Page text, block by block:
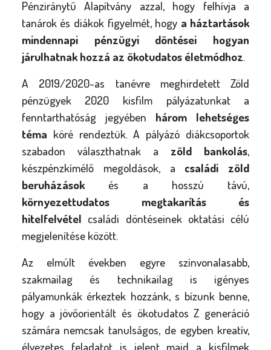
Pénziránytű Alapítvány azzal, hogy felhívja a
tanárok és diákok figyelmét, hogy a háztartások
mindennapi pénzügyi döntései hogyan
járulhatnak hozzá az ökotudatos életmódhoz.
A 2019/2020-as tanévre meghirdetett Zöld
pénzügyek 2020 kisfilm pályázatunkat a
fenntarthatóság jegyében három lehetséges
téma köré rendeztük. A pályázó diákcsoportok
szabadon választhatnak a zöld bankolás,
készpénzkímélő megoldások, a családi zöld
beruházásokés a hosszú távú,
környezettudatos megtakarítás és
hitelfelvétel családi döntéseinek oktatási célú
megjelenítése között.
Az elmúlt években egyre színvonalasabb,
szakmailag és technikailag is igényes
pályamunkák érkeztek hozzánk, s bízunk benne,
hogy a jövőorientált és ökotudatos Z generáció
számára nemcsak tanulságos, de egyben kreatív,
élvezetes feladatot is jelent majd a kisfilmek